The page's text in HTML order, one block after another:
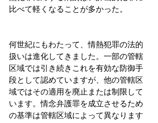
比べて軽くなることが多かった。
何世紀にもわたって、情熱犯罪の法的
扱いは進化してきました。一部の管轄
区域では引き続きこれを有効な防御手
段として認めていますが、他の管轄区
域ではその適用を廃止または制限して
います。情念弁護罪を成立させるため
の基準は管轄区域によって異なります